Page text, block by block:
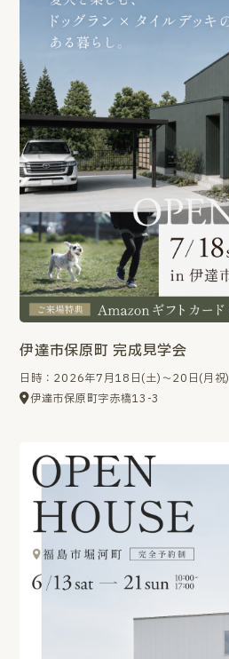
伊達市保原町 完成見学会
日時：2026年7月18日(土)～20日(月祝)
伊達市保原町字赤橋13-3